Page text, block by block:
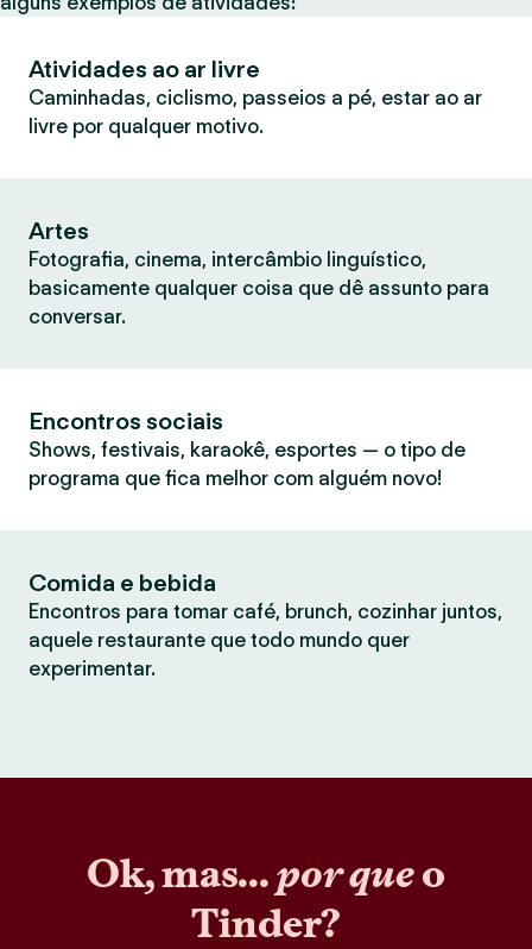
Atividades ao ar livre
Caminhadas, ciclismo, passeios a pé, estar ao ar
livre por qualquer motivo.
Artes
Fotografia, cinema, intercâmbio linguístico,
basicamente qualquer coisa que dê assunto para
conversar.
Encontros sociais
Shows, festivais, karaokê, esportes — o tipo de
programa que fica melhor com alguém novo!
Comida e bebida
Encontros para tomar café, brunch, cozinhar juntos,
aquele restaurante que todo mundo quer
experimentar.
Ok, mas...por queo
Tinder?